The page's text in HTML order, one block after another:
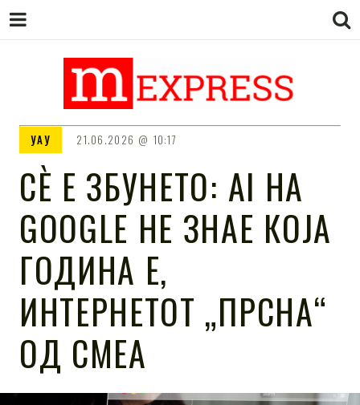
M EXPRESS
УАУ 21.06.2026 10:17
СÈ Е ЗБУНЕТО: AI НА
GOOGLE НЕ ЗНАЕ КОЈА
ГОДИНА Е,
ИНТЕРНЕТОТ „ПРСНА“
ОД СМЕА